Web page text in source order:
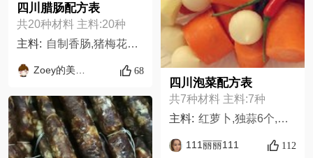
四川腊肠配方表
共20种材料 主料:20种
主料: 自制香肠,猪梅花肉肥瘦372000克,红曲粉2汤匙,盐3/4汤匙,酱油5汤匙,高度白酒最少56度60毫升,白糖1汤匙,五香粉1汤匙,肠衣3.5米,麻辣香肠,辣椒粉干辣椒烤箱烘烤再磨粉2汤匙,花椒粉2汤匙,盐3/4汤匙,高度白酒60毫升,酱油5汤匙,白糖1汤匙,五香粉1/2汤匙,白胡椒粉1茶匙,韩式辣椒碎2汤匙,棉绳
Zoey的美食日记 68
四川泡菜配方表
共7种材料 主料:7种
主料: 红萝卜,独蒜6个,姜2块,花椒少许,八角2个,盐6勺,冰糖一块,
111丽丽111 112